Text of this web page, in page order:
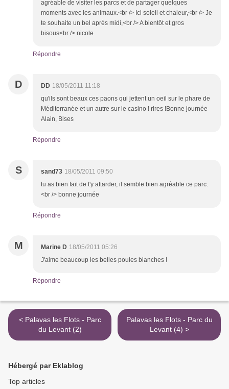
agréable de visiter les parcs et de partager quelques
moments avec les animaux.<br /> Ici soleil et chaleur,<br /> Je
te souhaite un bel après midi,<br /> A bientôt et gros
bisous<br /> nicole
Répondre
D DD 18/05/2011 11:18
qu'ils sont beaux ces paons qui jettent un oeil sur le phare de
Méditerranée et un autre sur le casino ! rires !Bonne journée
Alain, Bises
Répondre
S sand73 18/05/2011 09:50
tu as bien fait de t'y attarder, il semble bien agréable ce parc.
<br /> bonne journée
Répondre
M Marine D 18/05/2011 05:26
J'aime beaucoup les belles poules blanches !
Répondre
< Palavas les Flots - Parc
du Levant (2)
Palavas les Flots - Parc du
Levant (4) >
Hébergé par Eklablog
Top articles